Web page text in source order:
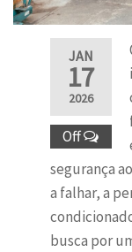
JAN
17
2026
Off
segurança
a falhar, a
busca por